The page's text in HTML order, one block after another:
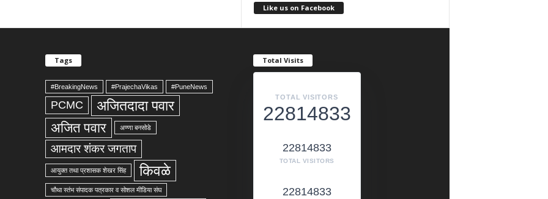
Like us on Facebook
Tags
#BreakingNews #PrajechaVikas #PuneNews
PCMC अजितदादा पवार
अजित पवार अण्णा बनसोडे
आमदार शंकर जगताप
आयुक्त तथा प्रशासक शेखर सिंह किवळे
चौथा स्तंभ संपादक पत्रकार व सोशल मीडिया संघ
Total Visits
TOTAL VISITORS
22814833
22814833
TOTAL VISITORS
22814833